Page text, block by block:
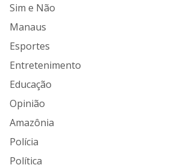
Sim e Não
Manaus
Esportes
Entretenimento
Educação
Opinião
Amazônia
Polícia
Política